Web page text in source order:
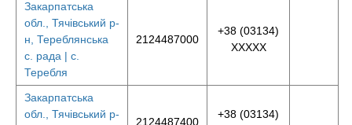
Закарпатська
обл., Тячівський р-
н, Тереблянська
с. рада | с.
Теребля
2124487000
+38 (03134)
XXXXX
Закарпатська
обл., Тячівський р-
2124487400
+38 (03134)